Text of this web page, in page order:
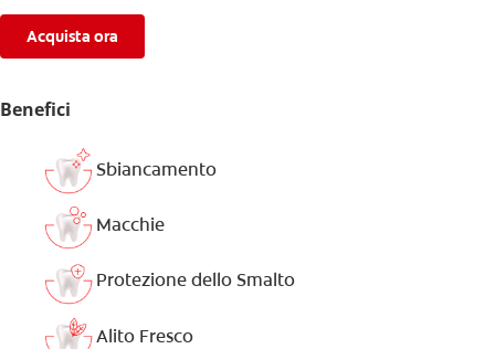
Acquista ora
Benefici
Sbiancamento
Macchie
Protezione dello Smalto
Alito Fresco